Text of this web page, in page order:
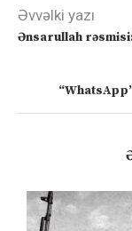
Əvvəlki yazı
Ənsarullah